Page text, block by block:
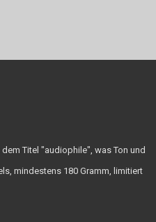
Titel "audiophile", was Ton und
mindestens 180 Gramm, limitiert